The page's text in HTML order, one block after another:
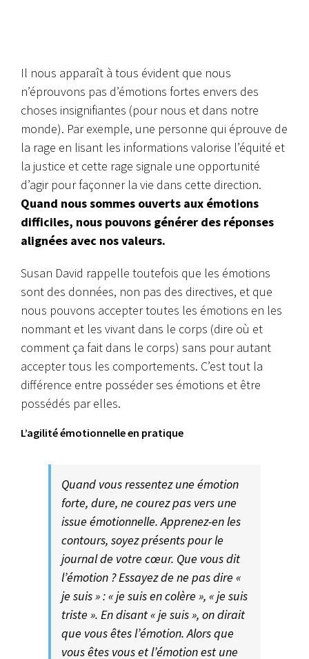
Il nous apparaît à tous évident que nous
n’éprouvons pas d’émotions fortes envers des
choses insignifiantes (pour nous et dans notre
monde). Par exemple, une personne qui éprouve de
la rage en lisant les informations valorise l’équité et
la justice et cette rage signale une opportunité
d’agir pour façonner la vie dans cette direction.
Quand nous sommes ouverts aux émotions
difficiles, nous pouvons générer des réponses
alignées avec nos valeurs.
Susan David rappelle toutefois que les émotions
sont des données, non pas des directives, et que
nous pouvons accepter toutes les émotions en les
nommant et les vivant dans le corps (dire où et
comment ça fait dans le corps) sans pour autant
accepter tous les comportements. C’est tout la
différence entre posséder ses émotions et être
possédés par elles.
L’agilité émotionnelle en pratique
Quand vous ressentez une émotion
forte, dure, ne courez pas vers une
issue émotionnelle. Apprenez-en les
contours, soyez présents pour le
journal de votre cœur. Que vous dit
l’émotion ? Essayez de ne pas dire «
je suis » : « je suis en colère », « je suis
triste ». En disant « je suis », on dirait
que vous êtes l’émotion. Alors que
vous êtes vous et l’émotion est une